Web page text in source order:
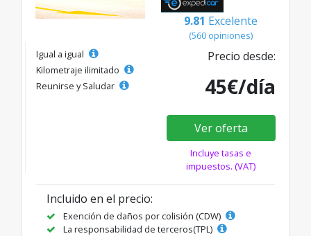
9.81 Excelente
(560 opiniones)
Igual a igual
Kilometraje ilimitado
Reunirse y Saludar
Precio desde:
45€/día
Ver oferta
Incluye tasas e
impuestos. (VAT)
Incluido en el precio:
Exención de daños por colisión (CDW)
La responsabilidad de terceros(TPL)